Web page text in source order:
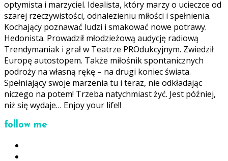
optymista i marzyciel. Idealista, który marzy o ucieczce od
szarej rzeczywistości, odnalezieniu miłości i spełnienia.
Kochający poznawać ludzi i smakować nowe potrawy.
Hedonista. Prowadził młodzieżową audycję radiową
Trendymaniak i grał w Teatrze PROdukcyjnym. Zwiedził
Europę autostopem. Także miłośnik spontanicznych
podroży na własną rękę – na drugi koniec świata.
Spełniający swoje marzenia tu i teraz, nie odkładając
niczego na potem! Trzeba natychmiast żyć. Jest później,
niż się wydaje… Enjoy your life!!
follow me